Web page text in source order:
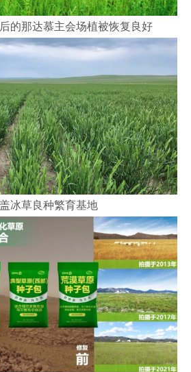
的那达慕主会场植被恢复良好
冰草良种繁育基地